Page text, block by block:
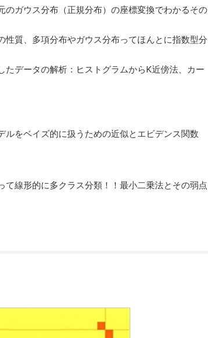
のガウス分布（正規分布）の座標変換でわかるその
性質、多項分布やガウス分布ってほんとに指数型分
たデータの解析：ヒストグラムからK近傍法、カー
ルをベイズ的に扱うための近似とエビデンス関数
て線形的に多クラス分類！！最小二乗法とその弱点